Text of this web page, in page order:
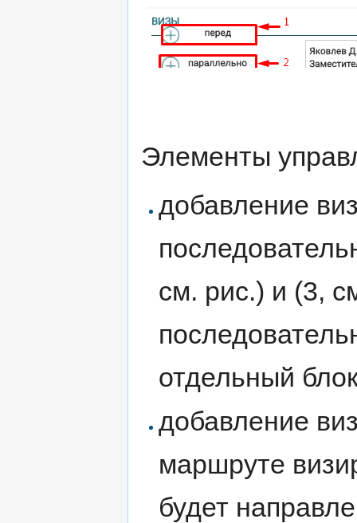
Элементы
добавление
см. рис.) и (3,
отдельный
добавление
маршруте
будет